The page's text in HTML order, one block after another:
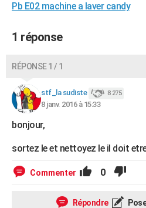
Destinations
City break
Voyage nature
Voyage de noces
Forum
Climat
PHOTO
GUIDES D'ACHAT
Carte de Noël
Carte Bonne année
Carte Saint-Valentin
Carte Pâques
Carte d'anniversaire
DICTIONNAIRE
Dictionnaire
Biographies
Citations
Expressions
Proverbes
PROGRAMME TV
COPAINS D'AVANT
S'inscrire
Se connecter
Lycées
Collèges
Primaires
Universités
Entreprises
Service militaire
Avis de recherche
AVIS DE DÉCÈS
Pb E02 machine a laver candy
1 réponse
RÉPONSE 1 / 1
stf_la sudiste 8 275
8 janv. 2016 à 15:33
bonjour,
sortez le et nettoyez le il doit
Commenter 0
Répondre